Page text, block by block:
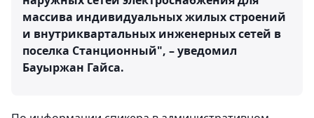
массива индивидуальных жилых строений
и внутриквартальных инженерных сетей в
поселка Станционный", – уведомил
Бауыржан Гайса.